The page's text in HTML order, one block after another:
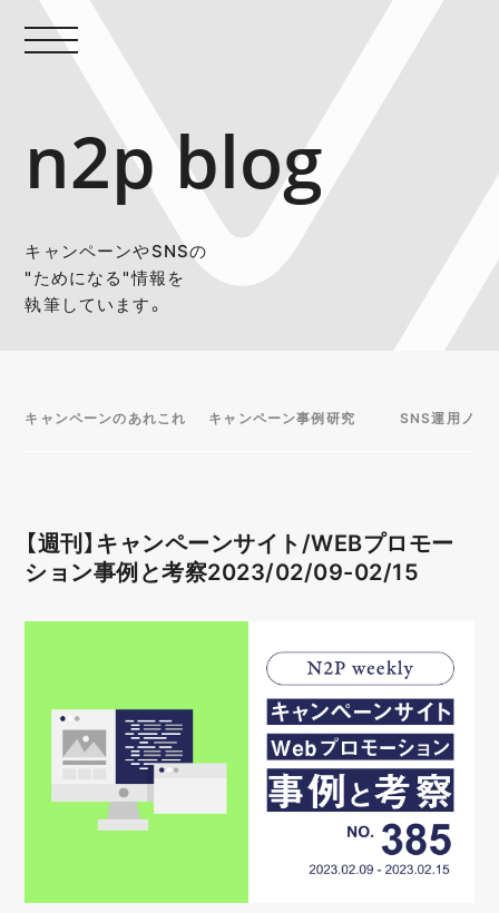
n2p blog
キャンペーンやSNSの
"ためになる"情報を
執筆しています。
キャンペーンのあれこれ キャンペーン事例研究 SNS運用ノウ
【週刊】キャンペーンサイト/WEBプロモー
ション事例と考察2023/02/09-02/15